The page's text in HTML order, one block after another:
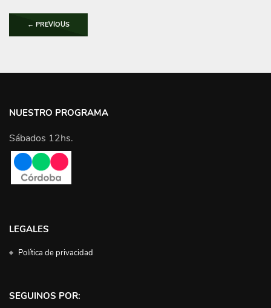
← PREVIOUS
NUESTRO PROGRAMA
Sábados 12hs.
LEGALES
Política de privacidad
SEGUINOS POR: